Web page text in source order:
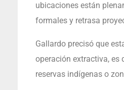
ubicaciones están
formales y retrasa
Gallardo precisó que
operación extractiva, es
reservas indígenas o